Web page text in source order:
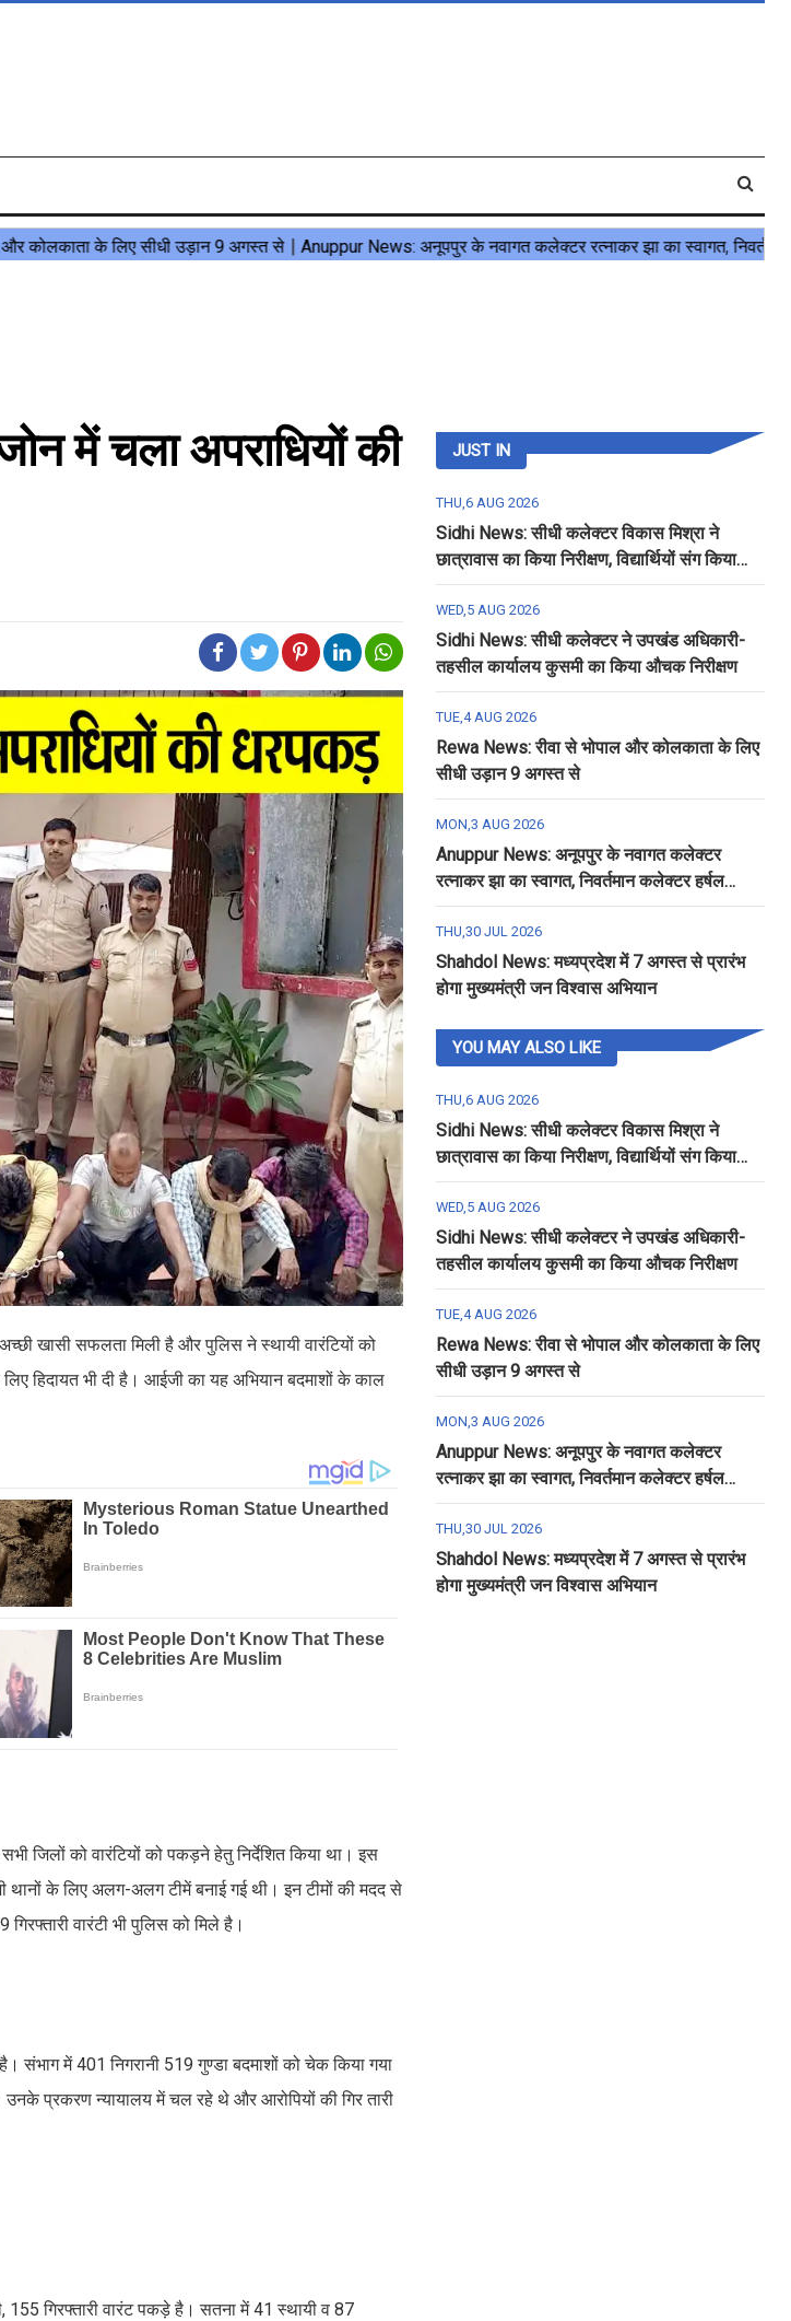
में चला अपराधियों की
खासी सफलता मिली है और पुलिस ने स्थायी वारंटियों को
हिदायत भी दी है। आईजी का यह अभियान बदमाशों के काल
जिलों को वारंटियों को पकड़ने हेतु निर्देशित किया था। इस
थानों के लिए अलग-अलग टीमें बनाई गई थी। इन टीमों की मदद से
वारंटी भी पुलिस को मिले है।
संभाग में 401 निगरानी 519 गुण्डा बदमाशों को चेक किया गया
प्रकरण न्यायालय में चल रहे थे और आरोपियों की गिर तारी
155 गिरफ्तारी वारंट पकड़े है। सतना में 41 स्थायी व 87
JUST IN
THU,6 AUG 2026
Sidhi News: सीधी कलेक्टर विकास मिश्रा ने
छात्रावास का किया निरीक्षण, विद्यार्थियों संग किया
रात्रि भोजन
WED,5 AUG 2026
Sidhi News: सीधी कलेक्टर ने उपखंड अधिकारी-
तहसील कार्यालय कुसमी का किया औचक निरीक्षण
TUE,4 AUG 2026
Rewa News: रीवा से भोपाल और कोलकाता के लिए
सीधी उड़ान 9 अगस्त से
MON,3 AUG 2026
Anuppur News: अनूपपुर के नवागत कलेक्टर
रत्नाकर झा का स्वागत, निवर्तमान कलेक्टर हर्षल
पंचोली को दी गई विदाई
THU,30 JUL 2026
Shahdol News: मध्यप्रदेश में 7 अगस्त से प्रारंभ
होगा मुख्यमंत्री जन विश्वास अभियान
YOU MAY ALSO LIKE
THU,6 AUG 2026
Sidhi News: सीधी कलेक्टर विकास मिश्रा ने
छात्रावास का किया निरीक्षण, विद्यार्थियों संग किया
रात्रि भोजन
WED,5 AUG 2026
Sidhi News: सीधी कलेक्टर ने उपखंड अधिकारी-
तहसील कार्यालय कुसमी का किया औचक निरीक्षण
TUE,4 AUG 2026
Rewa News: रीवा से भोपाल और कोलकाता के लिए
सीधी उड़ान 9 अगस्त से
MON,3 AUG 2026
Anuppur News: अनूपपुर के नवागत कलेक्टर
रत्नाकर झा का स्वागत, निवर्तमान कलेक्टर हर्षल
पंचोली को दी गई विदाई
THU,30 JUL 2026
Shahdol News: मध्यप्रदेश में 7 अगस्त से प्रारंभ
होगा मुख्यमंत्री जन विश्वास अभियान